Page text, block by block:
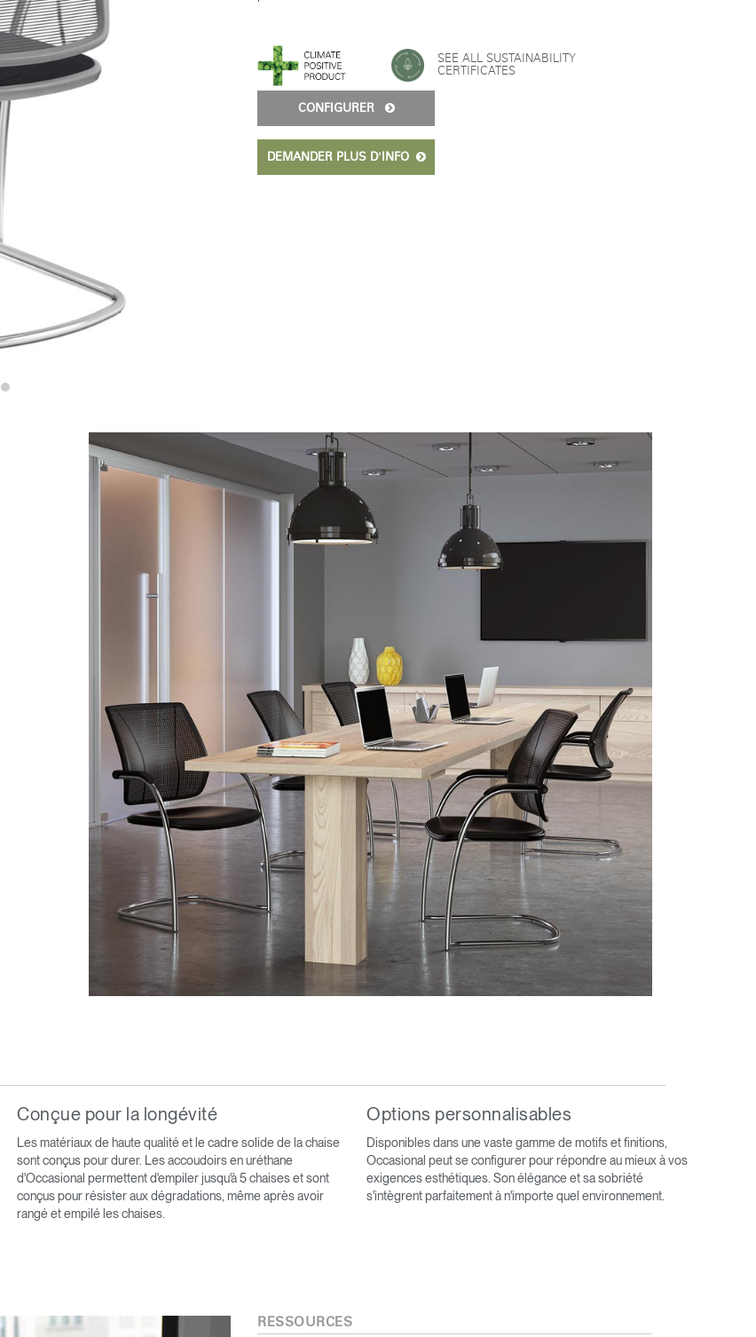
SEE ALL SUSTAINABILITY
CERTIFICATES
CONFIGURER
DEMANDER PLUS D'INFO
Conçue pour la longévité
Les matériaux de haute qualité et le cadre solide de la chaise
sont conçus pour durer. Les accoudoirs en uréthane
d'Occasional permettent d'empiler jusqu'à 5 chaises et sont
conçus pour résister aux dégradations, même après avoir
rangé et empilé les chaises.
Options personnalisables
Disponibles dans une vaste gamme de motifs et finitions,
Occasional peut se configurer pour répondre au mieux à vos
exigences esthétiques. Son élégance et sa sobriété
s'intègrent parfaitement à n'importe quel environnement.
RESSOURCES